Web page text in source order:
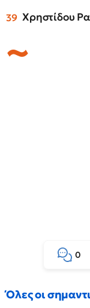
Χρηστίδου
0
Όλες οι